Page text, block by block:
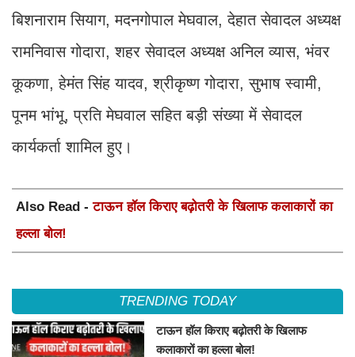
बिशनाराम सियाग, मदनगोपाल मेघवाल, देहात सेवादल अध्यक्ष
रामनिवास गोदारा, शहर सेवादल अध्यक्ष अनिल व्यास, भंवर
कूकणा, हेमंत सिंह यादव, श्रीकृष्ण गोदारा, सुभाष स्वामी,
पूनम भांभू, प्रति मेघवाल सहित बड़ी संख्या में सेवादल
कार्यकर्ता शामिल हुए।
Also Read -टाऊन हॉल किराए बढ़ोतरी के खिलाफ कलाकारों का
हल्ला बोल!
TRENDING TODAY
टाऊन हॉल किराए बढ़ोतरी के खिलाफ
कलाकारों का हल्ला बोल!